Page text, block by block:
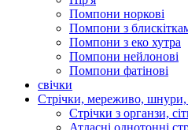
Помпони норкові
Помпони з
Помпони з еко хутра
Помпони нейлонові
Помпони фатінові
свічки
Стрічки, мереживо, шнури,
Стрічки з органзи,
Атласні однотонні